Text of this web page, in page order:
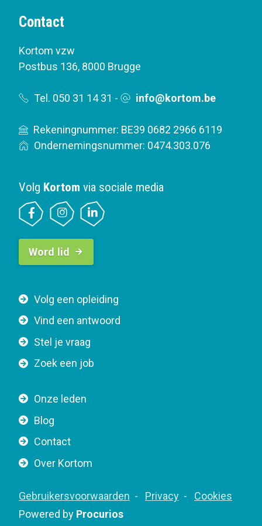
Contact
Kortom vzw
Postbus 136, 8000 Brugge
Tel. 050 31 14 31 - info@kortom.be
Rekeningnummer: BE39 0682 2966 6119
Ondernemingsnummer: 0474.303.076
F
o
t
e
a
v
i
a
i
o
Volg een opleiding
Vind een antwoord
Stel je vraag
Zoek een job
Onze leden
Blog
Contact
Over Kortom
F
o
Gebruikersvoorwaarden Privacy
Cookies
Powered by Procurios
Volg Kortom via sociale media
B
t
o
n
a
v
g
t
i
o
Word lid